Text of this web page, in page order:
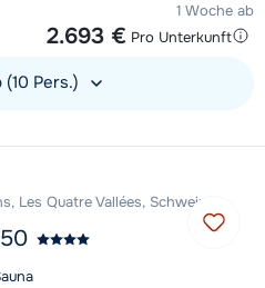
1 Woche ab
2.693 € Pro Unterkunft
Pers.)
Les Quatre Vallées, Schweiz